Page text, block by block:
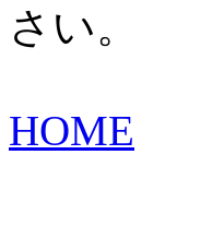
さい。
HOME